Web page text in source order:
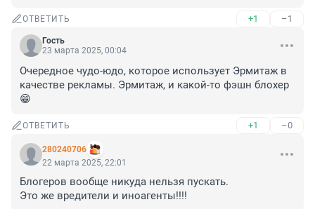
ОТВЕТИТЬ +1 –1
Гость
23 марта 2025, 00:04
Очередное чудо-юдо, которое использует Эрмитаж в
качестве рекламы. Эрмитаж, и какой-то фэшн блохер
😁
ОТВЕТИТЬ +1 –0
280240706
22 марта 2025, 22:01
Блогеров вообще никуда нельзя пускать.
Это же вредители и иноагенты!!!!